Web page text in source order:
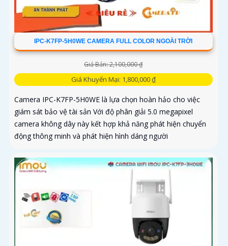
IPC-K7FP-5H0WE CAMERA FULL COLOR NGOÀI TRỜI
Giá Bán: 2,100,000 ₫
Giá Khuyến Mại: 1,800,000 ₫
Camera IPC-K7FP-5H0WE là lựa chọn hoàn hảo cho việc
giám sát bảo vệ tài sản Với độ phân giải 5.0 megapixel
camera không dây này kết hợp khả năng phát hiện chuyển
động thông minh và phát hiện hình dáng người